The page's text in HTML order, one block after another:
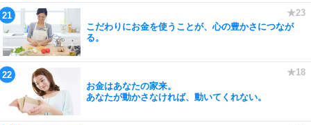
こだわりにお金を使うことが、心の豊かさにつなが
る。
お金はあなたの家来。
あなたが動かさなければ、動いてくれない。